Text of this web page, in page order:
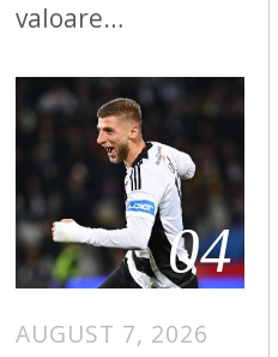
valoare…
04
AUGUST 7, 2026